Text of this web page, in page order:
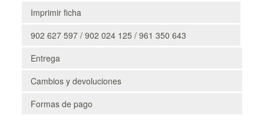
Imprimir ficha
902 627 597 / 902 024 125 / 961 350 643
Entrega
Cambios y devoluciones
Formas de pago